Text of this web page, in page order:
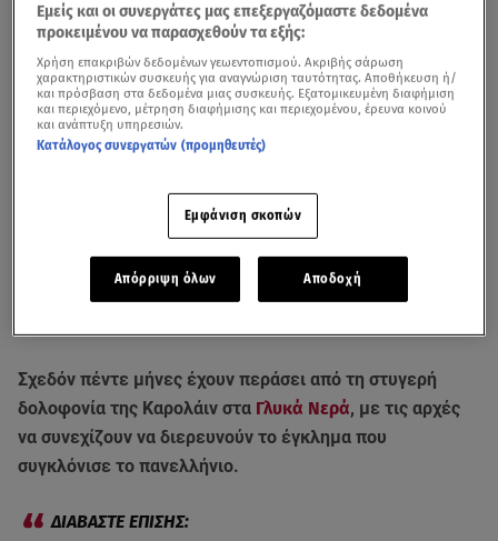
Το ρεπορτάζ του Αλέξανδρου Γύγου στο
κεντρικό δελτίο ειδήσεων του
σχετικά με τις εξελίξεις της υπόθεσης δολοφονίας της Καρολάιν
Σχεδόν πέντε μήνες έχουν περάσει από τη στυγερή
δολοφονία της Καρολάιν στα Γλυκά Νερά, με τις αρχές
να συνεχίζουν να διερευνούν το έγκλημα που
συγκλόνισε το πανελλήνιο.
Εμείς και οι συνεργάτες μας επεξεργαζόμαστε δεδομένα
προκειμένου να παρασχεθούν τα εξής:
Χρήση επακριβών δεδομένων γεωεντοπισμού. Ακριβής σάρωση
χαρακτηριστικών συσκευής για αναγνώριση ταυτότητας. Αποθήκευση ή/
και πρόσβαση στα δεδομένα μιας συσκευής. Εξατομικευμένη διαφήμιση
και περιεχόμενο, μέτρηση διαφήμισης και περιεχομένου, έρευνα κοινού
και ανάπτυξη υπηρεσιών.
Κατάλογος συνεργατών (προμηθευτές)
Εμφάνιση σκοπών
Απόρριψη όλων Αποδοχή